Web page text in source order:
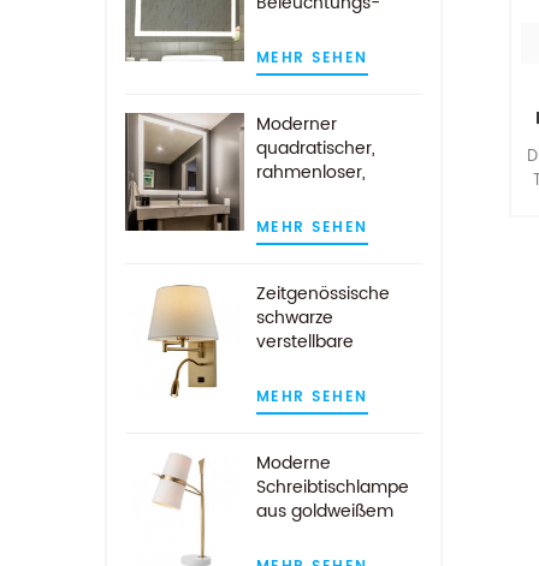
Wandspiegel mit
Demist-Auflage
MEHR SEHEN
Moderner
quadratischer,
rahmenloser,
LED-beleuchteter
Badezimmerspiegel
MEHR SEHEN
Zeitgenössische
schwarze
verstellbare
LED-Leselicht
MEHR SEHEN
Moderne
Schreibtischlampe
aus goldweißem
weißem Stoffschirm